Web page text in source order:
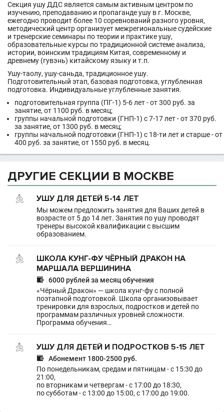
Секция ушу ДДС является самым активным центром по
изучению, преподаванию и пропаганде ушу в г. Москве,
ежегодно проводит более 10 соревнований разного уровня,
методический центр организует межрегиональные судейские
и тренерские семинары по теории и практике ушу,
образовательные курсы по традиционной системе анализа,
истории, воинским традициям Китая, современному и
древнему (гувэнь) китайскому языку и т.п.
Ушу-таолу, ушу-саньда, традиционное ушу.
Подготовительный этап, базовая подготовка, углубленная
подготовка. Индивидуальные углубленные занятия.
подготовительная группа (ПГ-1) 5-6 лет - от 300 руб. за
занятие, от 1100 руб. в месяц;
группы начальной подготовки (ГНП-1) с 7-17 лет - от 370 руб.
за занятие, от 1300 руб. в месяц;
группы начальной подготовки (ГНП-1) с 18-ти лет и старше - от
400 руб. за занятие, от 1550 руб. в месяц.
ДРУГИЕ СЕКЦИИ В МОСКВЕ
УШУ ДЛЯ ДЕТЕЙ 5-14 ЛЕТ
Мы можем предложить занятия для Ваших детей в
возрасте от 5 до 14 лет. Занятия по ушу проводят
тренеры высокой квалификации с высшим
образованием.
ШКОЛА КУНГ-ФУ ЧЁРНЫЙ ДРАКОН НА
МАРШАЛА ВЕРШИНИНА

6000 рублей за месяц обучения
«Чёрный Дракон» — школа кунг-фу с полной
поэтапной подготовкой. Школа организовывает
тренировки для взрослых, подростков и детей по
программам различных уровней сложности.
Программа обучения…
УШУ ДЛЯ ДЕТЕЙ И ПОДРОСТКОВ 5-15 ЛЕТ

Абонемент 1800-2500 руб.
По понедельникам, средам и пятницам - с 15:30 до
21:00,
по вторникам и четвергам - с 17:00 до 18:30,
по субботам - с 13:00 до 15:00, с 17:00 до 19:00.